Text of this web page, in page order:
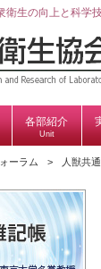
衛生の向上と科学
各部紹介
Unit
ーラム 人獣共